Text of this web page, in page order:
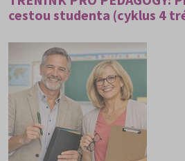
cestou studenta (cyklus 4